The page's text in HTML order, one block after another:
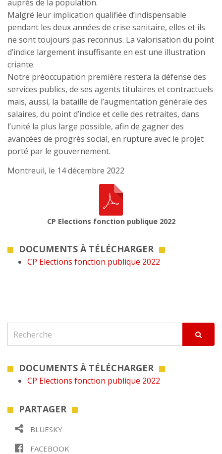
auprès de la population.
Malgré leur implication qualifiée d’indispensable
pendant les deux années de crise sanitaire, elles et ils
ne sont toujours pas reconnus. La valorisation du point
d’indice largement insuffisante en est une illustration
criante.
Notre préoccupation première restera la défense des
services publics, de ses agents titulaires et contractuels
mais, aussi, la bataille de l’augmentation générale des
salaires, du point d’indice et celle des retraites, dans
l’unité la plus large possible, afin de gagner des
avancées de progrès social, en rupture avec le projet
porté par le gouvernement.
Montreuil, le 14 décembre 2022
CP Elections fonction publique 2022
DOCUMENTS À TÉLÉCHARGER
CP Elections fonction publique 2022
DOCUMENTS À TÉLÉCHARGER
CP Elections fonction publique 2022
PARTAGER
BLUESKY
FACEBOOK